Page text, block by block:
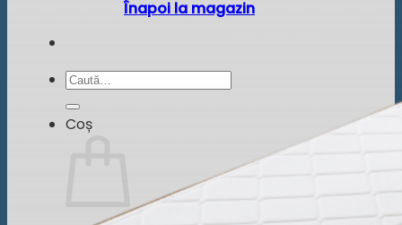
Înapoi la magazin
Caută
după:
Coș